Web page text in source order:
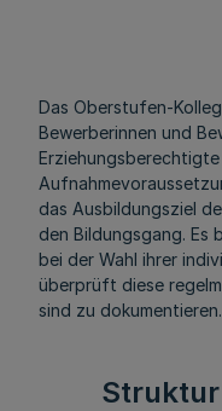
Das Oberstufen-
Bewerberinnen und
das Ausbildungsziel
den Bildungsgang. Es
bei der Wahl ihrer
überprüft diese
sind zu dokumentieren.